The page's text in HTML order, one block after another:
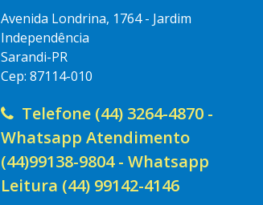
Avenida Londrina, 1764 - Jardim
Independência
Sarandi-PR
Cep: 87114-010
Telefone (44) 3264-4870 -
Whatsapp Atendimento
(44)99138-9804 - Whatsapp
Leitura (44) 99142-4146